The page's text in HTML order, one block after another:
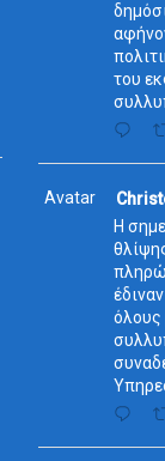
του
Avatar
Η
όλους